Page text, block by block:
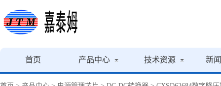
首页 产品中心 技术资源 新